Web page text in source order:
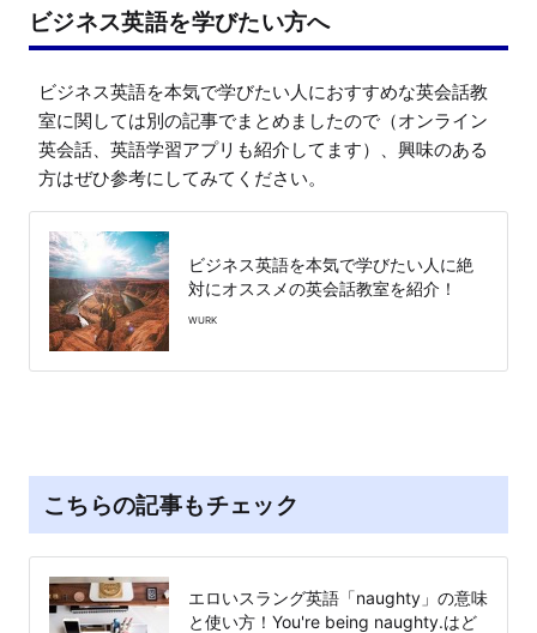
ビジネス英語を学びたい方へ
ビジネス英語を本気で学びたい人におすすめな英会話教
室に関しては別の記事でまとめましたので（オンライン
英会話、英語学習アプリも紹介してます）、興味のある
方はぜひ参考にしてみてください。
ビジネス英語を本気で学びたい人に絶
対にオススメの英会話教室を紹介！
WURK
こちらの記事もチェック
エロいスラング英語「naughty」の意味
と使い方！You're being naughty.はど